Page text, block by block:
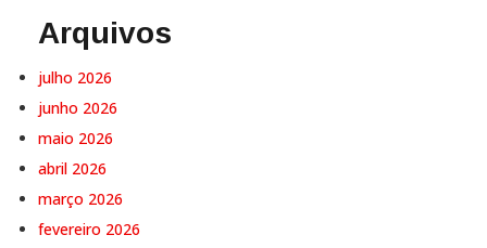
Arquivos
julho 2026
junho 2026
maio 2026
abril 2026
março 2026
fevereiro 2026